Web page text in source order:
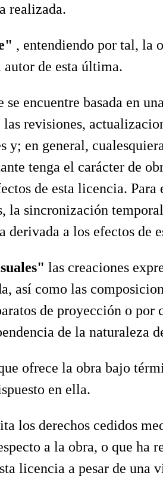
realizada.
, entendiendo por tal, la
de esta última.
se encuentre basada en
revisiones,
y; en general,
tenga el carácter de
de esta licencia.
la sincronización
derivada a los efectos de
las creaciones
así como las
de proyección o
de la naturaleza
ofrece la obra bajo
en ella.
los derechos cedidos
a la obra, o que ha
licencia a pesar de una